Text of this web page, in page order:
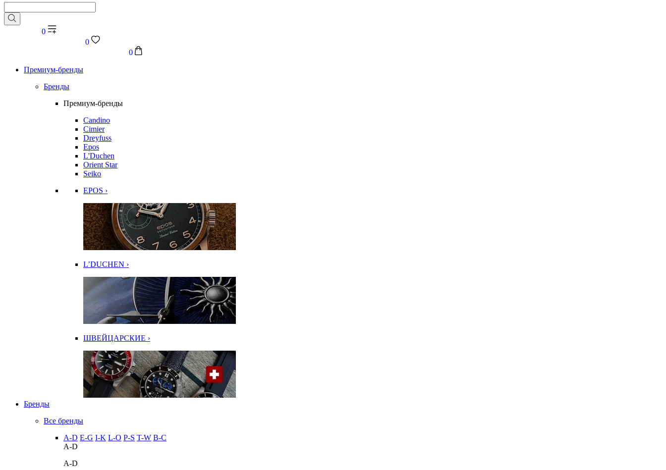
0
0
0
Премиум-бренды
Бренды
Премиум-бренды
Candino
Cimier
Dreyfuss
Epos
L'Duchen
Orient Star
Seiko
EPOS ›
L’DUCHEN ›
ШВЕЙЦАРСКИЕ ›
Бренды
Все бренды
A-D E-G I-K L-O P-S T-W В-С
A-D
A-D